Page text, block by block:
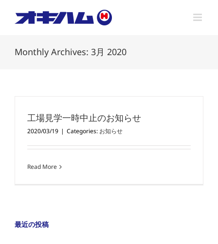
Monthly Archives: 3月 2020
工場見学一時中止のお知らせ
2020/03/19 | Categories: お知らせ
Read More
最近の投稿